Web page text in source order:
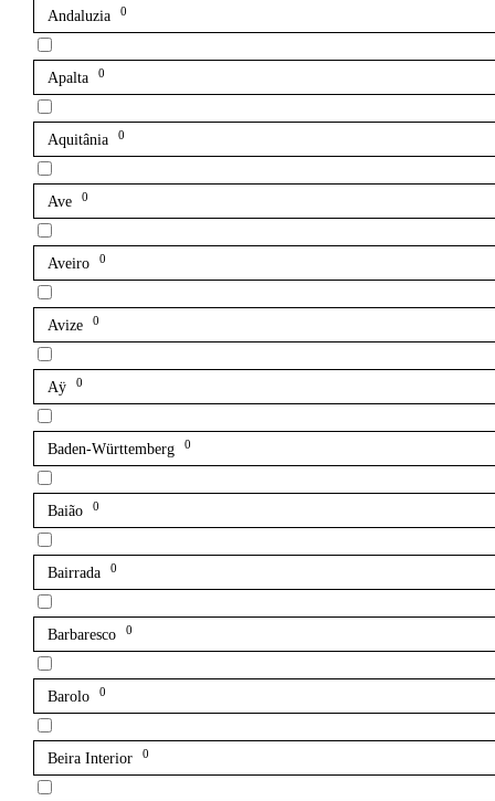
Andaluzia 0
Apalta 0
Aquitânia 0
Ave 0
Aveiro 0
Avize 0
Aÿ 0
Baden-Württemberg 0
Baião 0
Bairrada 0
Barbaresco 0
Barolo 0
Beira Interior 0